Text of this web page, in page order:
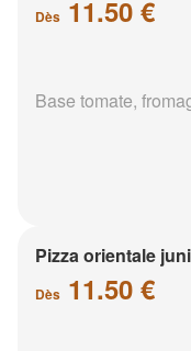
Dès 11.50 €
Base tomate,
Pizza orientale
Dès 11.50 €